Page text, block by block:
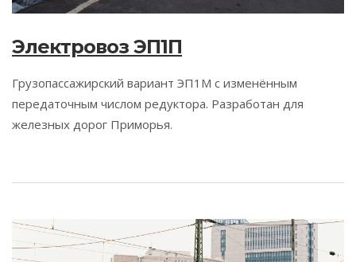
Электровоз ЭП1П
Грузопассажирский вариант ЭП1М с изменённым
передаточным числом редуктора. Разработан для
железных дорог Приморья.